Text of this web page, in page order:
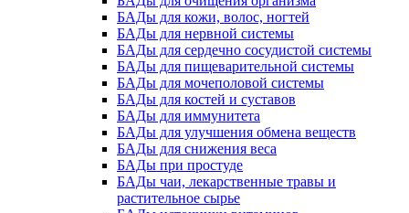
БАДы для кожи, волос, ногтей
БАДы для нервной системы
БАДы для сердечно сосудистой системы
БАДы для пищеварительной системы
БАДы для мочеполовой системы
БАДы для костей и суставов
БАДы для иммунитета
БАДы для улучшения обмена веществ
БАДы для снижения веса
БАДы при простуде
БАДы чаи, лекарственные травы и
растительное сырье